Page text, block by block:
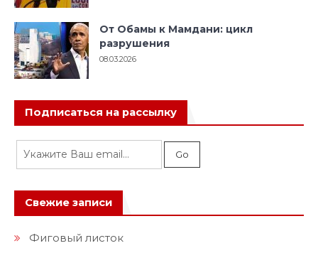
От Обамы к Мамдани: цикл
разрушения
08.03.2026
Подписаться на рассылку
Свежие записи
Фиговый листок